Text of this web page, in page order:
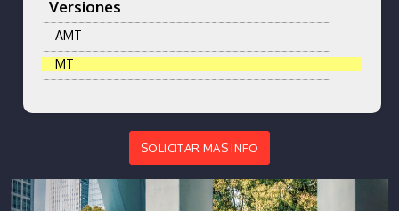
Versiones
AMT
MT
SOLICITAR MAS INFO